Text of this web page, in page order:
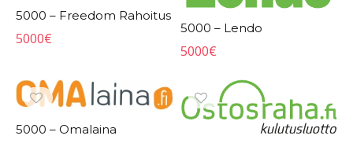
5000 – Freedom Rahoitus
5000€
5000 – Lendo
5000€
5000 – Omalaina